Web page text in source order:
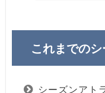
これまでの
シーズンアト